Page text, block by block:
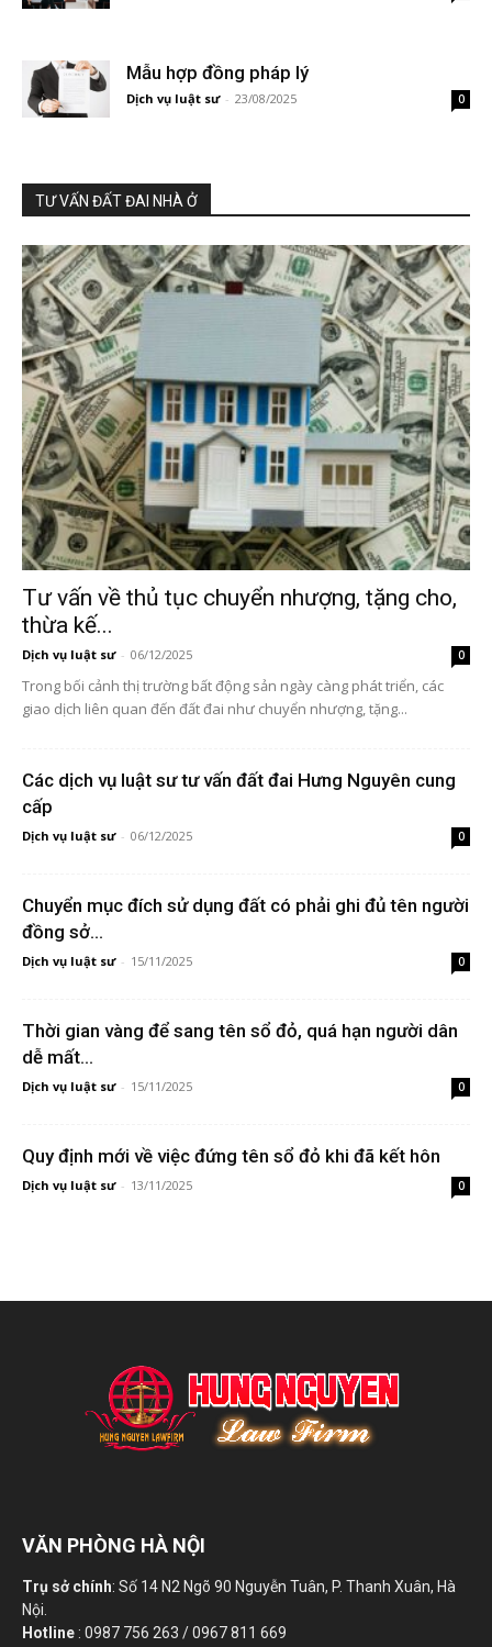
Mẫu hợp đồng pháp lý
Dịch vụ luật sư - 23/08/2025 0
TƯ VẤN ĐẤT ĐAI NHÀ Ở
Tư vấn về thủ tục chuyển nhượng, tặng cho,
thừa kế...
Dịch vụ luật sư - 06/12/2025 0
Trong bối cảnh thị trường bất động sản ngày càng phát triển, các
giao dịch liên quan đến đất đai như chuyển nhượng, tặng...
Các dịch vụ luật sư tư vấn đất đai Hưng Nguyên cung
cấp
Dịch vụ luật sư - 06/12/2025 0
Chuyển mục đích sử dụng đất có phải ghi đủ tên người
đồng sở...
Dịch vụ luật sư - 15/11/2025 0
Thời gian vàng để sang tên sổ đỏ, quá hạn người dân
dễ mất...
Dịch vụ luật sư - 15/11/2025 0
Quy định mới về việc đứng tên sổ đỏ khi đã kết hôn
Dịch vụ luật sư - 13/11/2025 0
VĂN PHÒNG HÀ NỘI
Trụ sở chính: Số 14 N2 Ngõ 90 Nguyễn Tuân, P. Thanh Xuân, Hà
Nội.
Hotline : 0987 756 263 / 0967 811 669